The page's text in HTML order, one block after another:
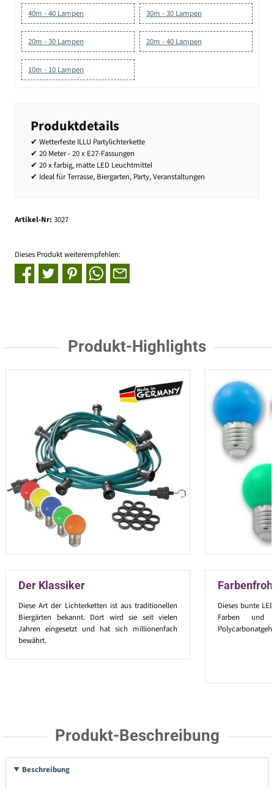
40m - 40 Lampen 30m - 30 Lampen
20m - 30 Lampen 20m - 40 Lampen
10m - 10 Lampen
Produktdetails
✔ Wetterfeste ILLU Partylichterkette
✔ 20 Meter - 20 x E27-Fassungen
✔ 20 x farbig, matte LED Leuchtmittel
✔ Ideal für Terrasse, Biergarten, Party, Veranstaltungen
Artikel-Nr: 3027
Dieses Produkt weiterempfehlen:
Produkt-Highlights
Der Klassiker
Diese Art der Lichterketten ist aus traditionellen
Biergärten bekannt. Dort wird sie seit vielen
Jahren eingesetzt und hat sich millionenfach
bewährt.
Dieses bunte
Farben und
Produkt-Beschreibung
Beschreibung